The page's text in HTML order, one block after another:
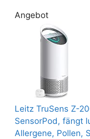
Angebot
Leitz TruSens Z-
SensorPod, fängt
Allergene, Pollen,